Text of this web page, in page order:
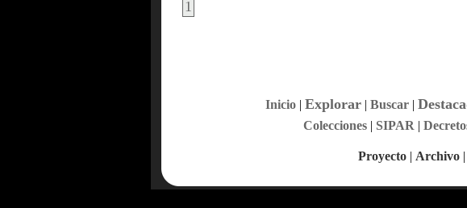
1
Inicio| Explorar| Buscar|
Colecciones| SIPAR |
Proyecto | Archivo |